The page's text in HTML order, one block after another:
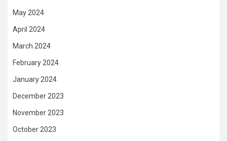
May 2024
April 2024
March 2024
February 2024
January 2024
December 2023
November 2023
October 2023